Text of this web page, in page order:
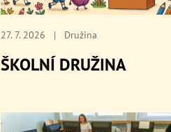
27. 7. 2026 | Družina
ŠKOLNÍ DRUŽINA